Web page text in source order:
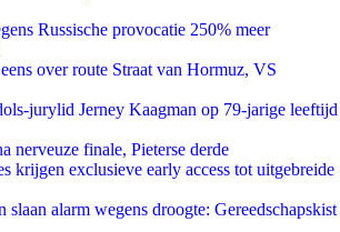
Russische provocatie 250% meer
over route Straat van Hormuz, VS
jurylid Jerney Kaagman op 79-jarige leeftijd
nerveuze finale, Pieterse derde
krijgen exclusieve early access tot uitgebreide
slaan alarm wegens droogte: Gereedschapskist